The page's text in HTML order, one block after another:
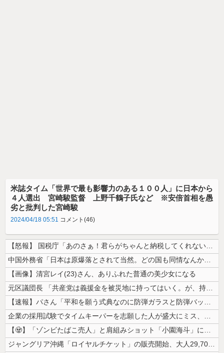
米誌タイム「世界で最も影響力のある１００人」に日本から
４人選出 宮崎駿監督 上野千鶴子氏など ※安倍首相を愚
劣と批判した宮崎駿
2024/04/18 05:51 コメント(46)
【怒報】 国税庁「あのさぁ！君らがちゃんと納税してくれないとこうなっち...
中国外務省「日本は原爆落とされて当然。どの国も同情なんかしない」
【画像】清宮レイ(23)さん、ありふれた普通の美少女になる
元区議団長 「共産党は義援金を被災地に持ってはいく。が、持って行った先...
【速報】パさん「平和を願う式典なのに防弾ガラスと防弾バッグSP」安倍元...
企業の採用試験でタイムキーパーを志願した人が盛大にミス、グループは険悪...
【🧟】「ゾンビたばこ売人」と肩組みショット「小園海斗」に注がれる“厳...
ジャングリア沖縄「ロイヤルチケット」の販売開始、大人29,700円にｗ...